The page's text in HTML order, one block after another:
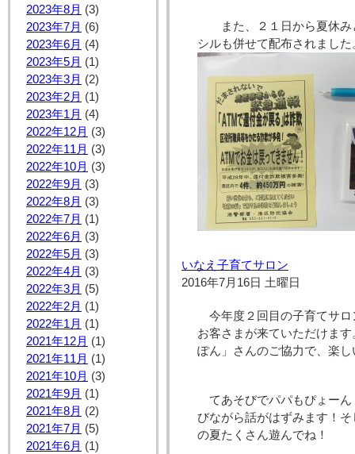
2023年8月 (3)
2023年7月 (6)
2023年6月 (4)
2023年5月 (1)
2023年3月 (2)
2023年2月 (1)
2023年1月 (4)
2022年12月 (3)
2022年11月 (3)
2022年10月 (3)
2022年9月 (3)
2022年8月 (3)
2022年7月 (1)
2022年6月 (3)
2022年5月 (3)
2022年4月 (3)
2022年3月 (5)
2022年2月 (1)
2022年1月 (1)
2021年12月 (1)
2021年11月 (1)
2021年10月 (3)
2021年9月 (1)
2021年8月 (2)
2021年7月 (5)
2021年6月 (1)
また、２１日から夏休み
シルも併せて配布されました
いなえ子育てサロン
2016年7月16日 土曜日
今年度２回目の子育てサ
お客さまが来ていただけま
ぽん」さんのご協力で、楽
てあそびでパパもぴょー
びながら話がはずみます！
の夏たくさん遊んでね！